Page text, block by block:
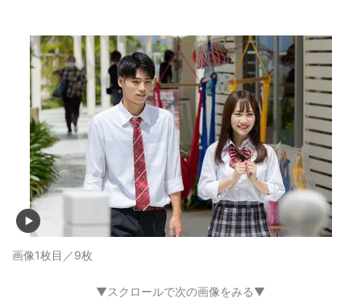
画像1枚目／9枚
▼スクロールで次の画像をみる▼